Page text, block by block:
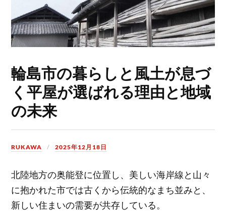
輪島市の暮らしと風土が息づ
く平屋が選ばれる理由と地域
の未来
RUKAWA 2025年12月18日
北陸地方の奥能登に位置し、美しい海岸線と山々
に抱かれた市では古くから伝統的なまち並みと、
新しい住まいの需要が共存している。